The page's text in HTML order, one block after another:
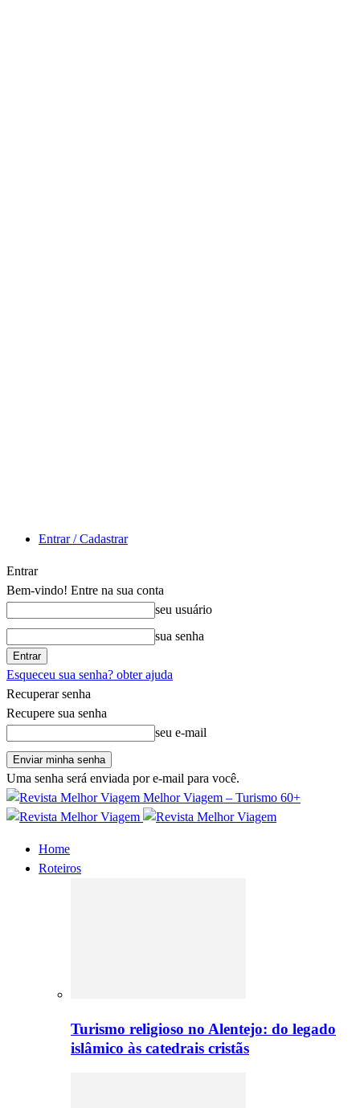
Entrar / Cadastrar
Entrar
Bem-vindo! Entre na sua conta
seu usuário
sua senha
Esqueceu sua senha? obter ajuda
Recuperar senha
Recupere sua senha
seu e-mail
Uma senha será enviada por e-mail para você.
Melhor Viagem – Turismo 60+
Home
Roteiros
Turismo religioso no Alentejo: do legado
islâmico às catedrais cristãs